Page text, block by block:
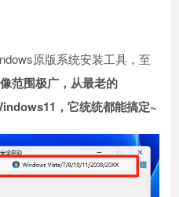
原版系统安装工具，至
范围极广，从最老的
，它统统都能搞定~